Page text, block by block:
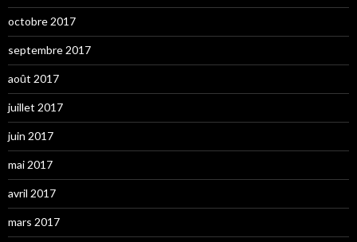
octobre 2017
septembre 2017
août 2017
juillet 2017
juin 2017
mai 2017
avril 2017
mars 2017